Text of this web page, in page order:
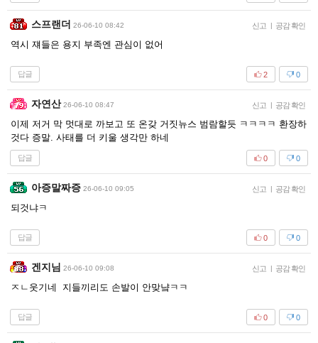
스프랜더 26-06-10 08:42 신고 | 공감 확인
역시 쟤들은 용지 부족엔 관심이 없어
답글 0
2
자연산 26-06-10 08:47 신고 | 공감 확인
이제 저거 막 멋대로 까보고 또 온갖 거짓뉴스 범람할듯 ㅋㅋㅋㅋ 환장하
것다 증말. 사태를 더 키울 생각만 하네
답글 0
0
아증말짜증 26-06-10 09:05 신고 | 공감 확인
되것냐ㅋ
답글 0
0
겐지님 26-06-10 09:08 신고 | 공감 확인
ㅈㄴ웃기네 지들끼리도 손발이 안맞냨ㅋㅋ
답글 0
0